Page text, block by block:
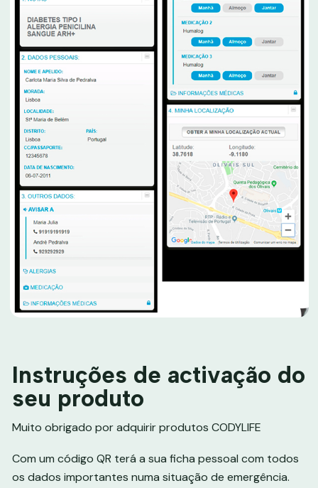
Instruções de activação do
seu produto
Muito obrigado por adquirir produtos CODYLIFE
Com um código QR terá a sua ficha pessoal com todos
os dados importantes numa situação de emergência.